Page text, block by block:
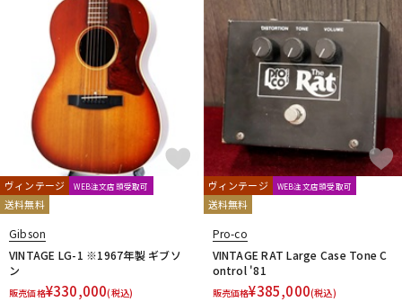
ヴィンテージ WEB注文店頭受取可
送料無料
Gibson
VINTAGE LG-1 ※1967年製 ギブソ
ン
販売価格¥330,000(税込)
ヴィンテージ WEB注文店頭受取可
送料無料
Pro-co
VINTAGE RAT Large Case Tone C
ontrol '81
販売価格¥385,000(税込)